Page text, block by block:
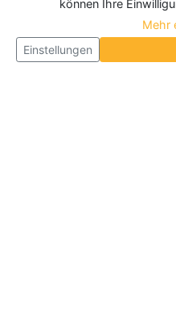
können Ihre
Mehr
Einstellungen